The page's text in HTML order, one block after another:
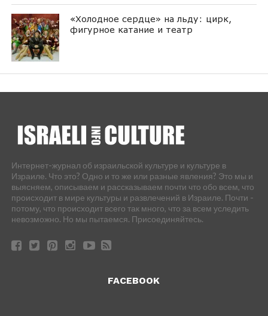
«Холодное сердце» на льду: цирк,
фигурное катание и театр
Интернет-журнал об израильской культуре и культуре в
Израиле. Что это? Одно и то же или разные явления? Это мы и
выясняем, описываем и рассказываем почти что обо всем, что
происходит в мире культуры и развлечений в Израиле. Почти -
потому, что происходит всего так много, что за всем уследить
невозможно. Но мы пытаемся. Присоединяйтесь.
FACEBOOK